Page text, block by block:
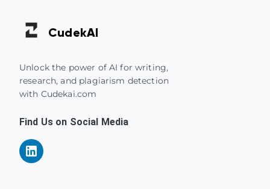
CudekAI
Unlock the power of AI for writing,
research, and plagiarism detection
with Cudekai.com
Find Us on Social Media